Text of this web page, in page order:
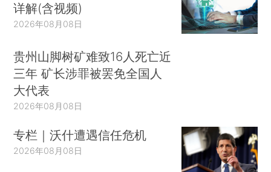
详解(含视频)
2026年08月08日
贵州山脚树矿难致16人死亡近
三年 矿长涉罪被罢免全国人
大代表
2026年08月08日
专栏｜沃什遭遇信任危机
2026年08月08日